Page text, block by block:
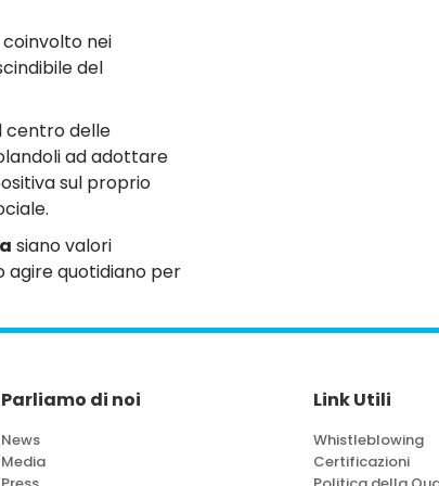
nei
del
centro delle
ad adottare
sul proprio
siano valori
agire quotidiano per
Parliamo di noi
News
Media
Link Utili
Whistleblowing
Certificazioni